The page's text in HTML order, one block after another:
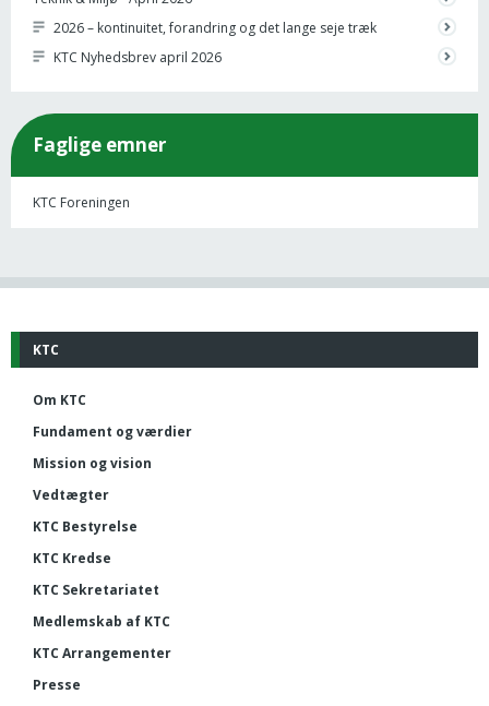
2026 – kontinuitet, forandring og det lange seje træk
KTC Nyhedsbrev april 2026
Faglige emner
KTC Foreningen
KTC
Om KTC
Fundament og værdier
Mission og vision
Vedtægter
KTC Bestyrelse
KTC Kredse
KTC Sekretariatet
Medlemskab af KTC
KTC Arrangementer
Presse